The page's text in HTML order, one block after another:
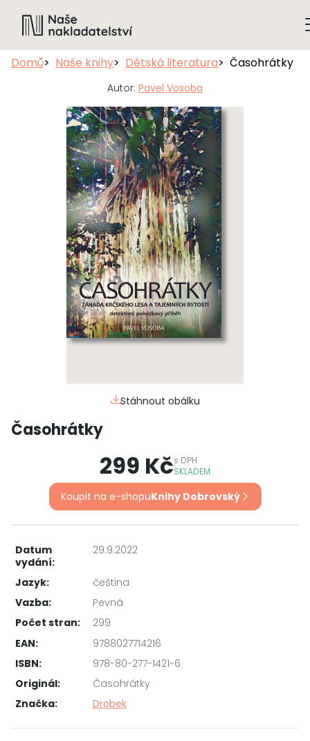
Domů Naše knihy Dětská literatura Časohrátky
Autor: Pavel Vosoba
Stáhnout obálku
Časohrátky
299 Kčs DPH
SKLADEM
Koupit na e-shopuKnihy Dobrovský
Datum
vydání:
29.9.2022
Jazyk:
čeština
Vazba:
Pevná
Počet stran:
299
EAN:
9788027714216
ISBN:
978-80-277-1421-6
Originál:
Časohrátky
Značka:
Drobek